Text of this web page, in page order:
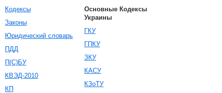
Кодексы
Законы
Юридический словарь
ПДД
П(С)БУ
КВЭД-2010
КП
Основные Кодексы
Украины
ГКУ
ГПКУ
ЗКУ
КАСУ
КЗоТУ